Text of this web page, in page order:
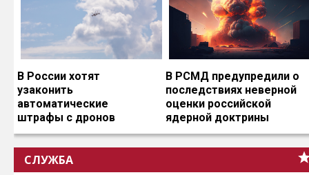
В России хотят
узаконить
автоматические
штрафы с дронов
В РСМД предупредили о
последствиях неверной
оценки российской
ядерной доктрины
СЛУЖБА